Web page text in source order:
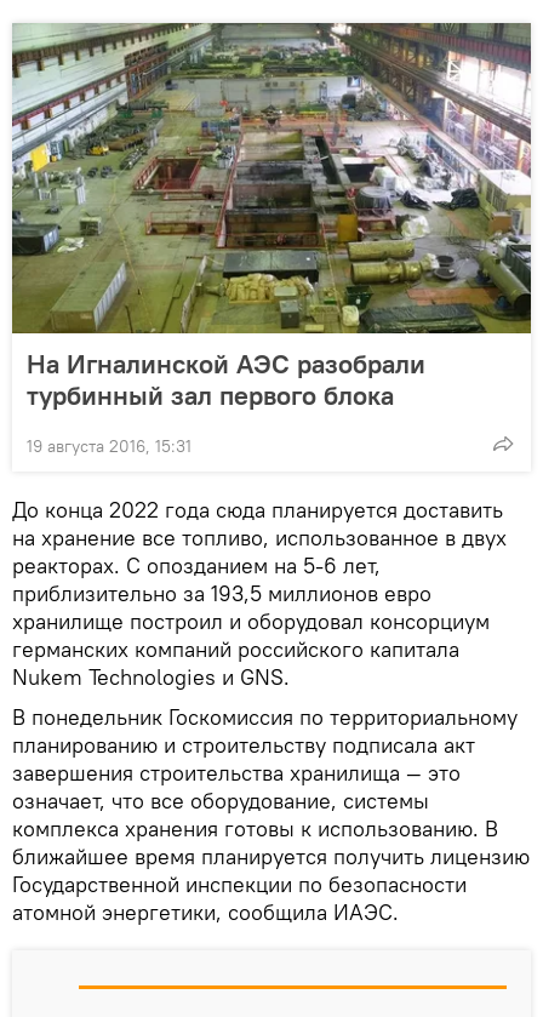
На Игналинской АЭС разобрали
турбинный зал первого блока
19 августа 2016, 15:31
До конца 2022 года сюда планируется доставить
на хранение все топливо, использованное в двух
реакторах. С опозданием на 5-6 лет,
приблизительно за 193,5 миллионов евро
хранилище построил и оборудовал консорциум
германских компаний российского капитала
Nukem Technologies и GNS.
В понедельник Госкомиссия по территориальному
планированию и строительству подписала акт
завершения строительства хранилища — это
означает, что все оборудование, системы
комплекса хранения готовы к использованию. В
ближайшее время планируется получить лицензию
Государственной инспекции по безопасности
атомной энергетики, сообщила ИАЭС.